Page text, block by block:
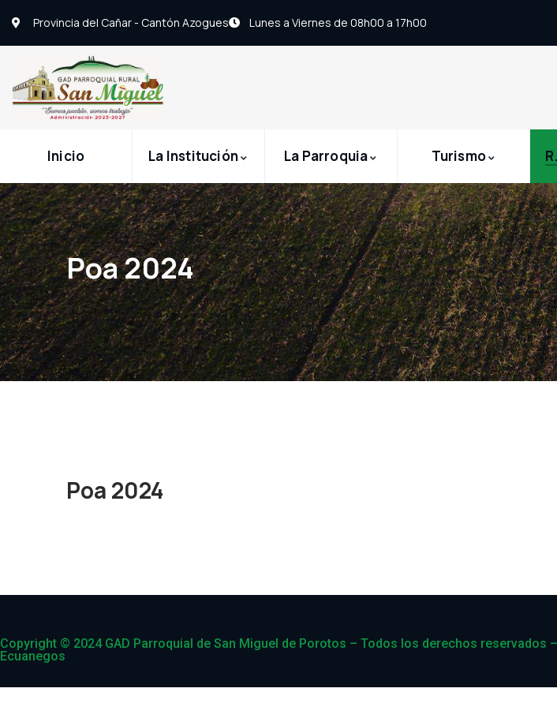
Provincia del Cañar - Cantón Azogues Lunes a Viernes de 08h00 a 17h00
Inicio La Institución La Parroquia Turismo
Poa 2024
Poa 2024
Copyright © 2024 GAD Parroquial de San Miguel de Porotos – Todos los derechos reservados
Ecuanegos